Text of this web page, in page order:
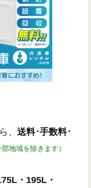
、 送料･手数料･
部地域を除きます）
・195L・